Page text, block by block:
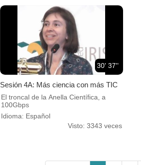
30' 37''
Sesión 4A: Más ciencia con más TIC
El troncal de la Anella Científica, a
100Gbps
Idioma: Español
Visto: 3343 veces